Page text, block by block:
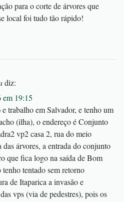
para o corte de árvores que
local foi tudo tão rápido!
diz:
em 19:15
trabalho em Salvador, e tenho um
(ilha), o endereço é Conjunto
vp2 casa 2, rua do meio
árvores, a entrada do conjunto
que fica logo na saída de Bom
tentado sem retorno
de Itaparica a invasão e
vps (via de pedestres), pois os